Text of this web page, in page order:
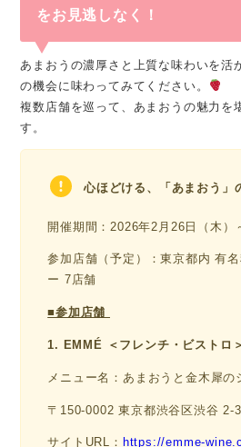
をお見逃しなく！
あまおうの濃厚さと上質な味わいを活
の機会に味わってみてください。
複数店舗を巡って、あまおうの魅力を
す。
心ほどける、「あまおう」
開催期間：2026年2月26日（木）
参加店舗（予定）：東京都内 有
ー 7店舗
■参加店舗
1. EMMÉ ＜フレンチ・ビストロ＞
メニュー名：あまおうと金木犀の
〒150-0002 東京都渋谷区渋谷 2-
サイトURL： https://emme-